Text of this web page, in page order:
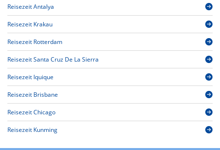
Reisezeit Antalya
Reisezeit Krakau
Reisezeit Rotterdam
Reisezeit Santa Cruz De La Sierra
Reisezeit Iquique
Reisezeit Brisbane
Reisezeit Chicago
Reisezeit Kunming